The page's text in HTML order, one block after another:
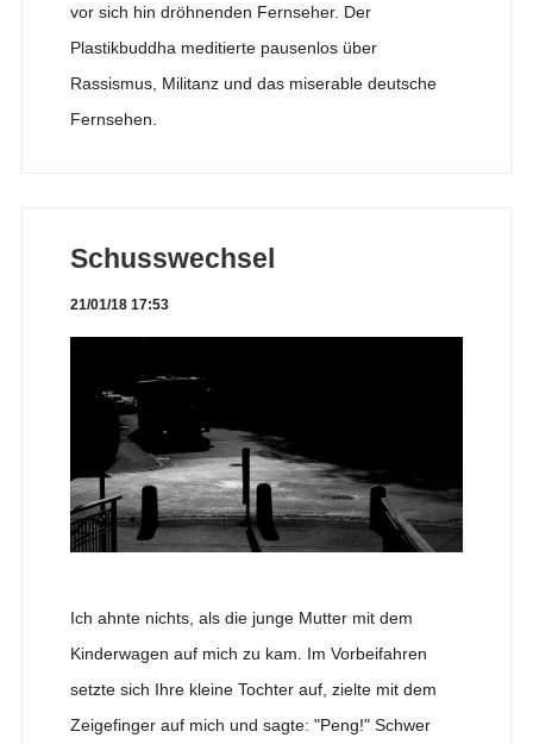
vor sich hin dröhnenden Fernseher. Der
Plastikbuddha meditierte pausenlos über
Rassismus, Militanz und das miserable deutsche
Fernsehen.
Schusswechsel
21/01/18 17:53
Ich ahnte nichts, als die junge Mutter mit dem
Kinderwagen auf mich zu kam. Im Vorbeifahren
setzte sich Ihre kleine Tochter auf, zielte mit dem
Zeigefinger auf mich und sagte: "Peng!" Schwer